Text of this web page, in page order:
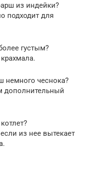
из индейки?
подходит для
густым?
немного чеснока?
дополнительный
из нее вытекает